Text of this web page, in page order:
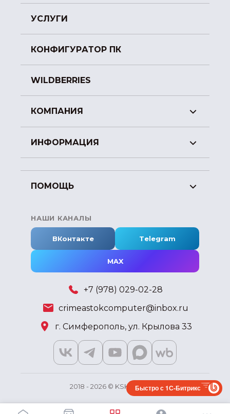
УСЛУГИ
КОНФИГУРАТОР ПК
WILDBERRIES
КОМПАНИЯ
ИНФОРМАЦИЯ
ПОМОЩЬ
НАШИ КАНАЛЫ
ВКонтакте Telegram
MAX
+7 (978) 029-02-28
crimeastokcomputer@inbox.ru
г. Симферополь, ул. Крылова 33
2018 - 2026 © KSKSHOP.RUБыстро с 1С-Битрикс